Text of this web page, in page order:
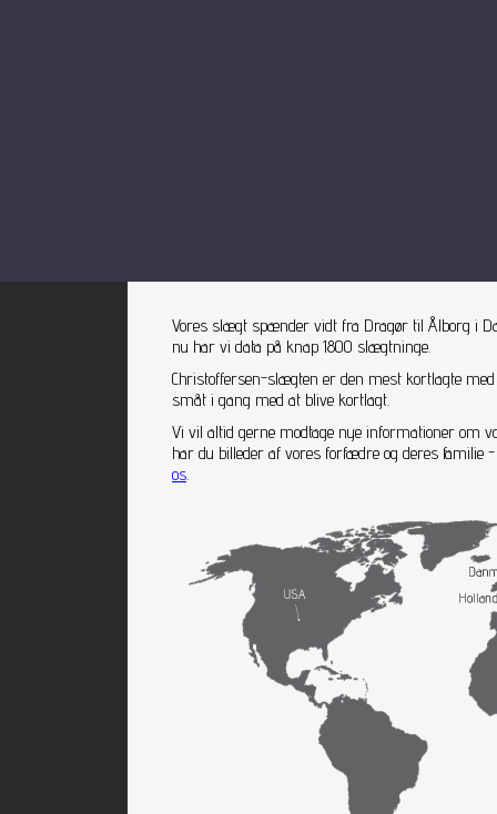
Vores slægt spænder vidt fra Dragør til Ålborg i
nu har vi data på knap 1800 slægtninge.
Christoffersen-slægten er den mest kortlagte
småt i gang med at blive kortlagt.
Vi vil altid gerne modtage nye informationer om
har du billeder af vores forfædre og deres
os.